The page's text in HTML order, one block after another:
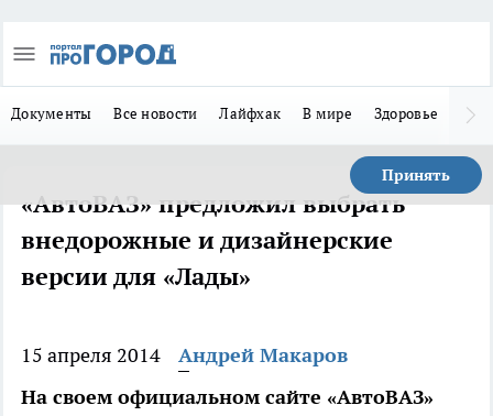
Документы Все новости Лайфхак В мире Здоровье
Принять
«АвтоВАЗ» предложил выбрать
внедорожные и дизайнерские
версии для «Лады»
15 апреля 2014
Андрей Макаров
На своем официальном сайте «АвтоВАЗ»